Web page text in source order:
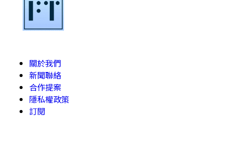
關於我們
新聞聯絡
合作提案
隱私權政策
訂閱